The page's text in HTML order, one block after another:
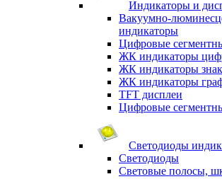
Индикаторы и
Вакуумно-
индикаторы
Цифровые
ЖК индикаторы
ЖК индикаторы
ЖК индикаторы
TFT дисплеи
Цифровые
Светодиоды
Светодиоды
Световые полосы,